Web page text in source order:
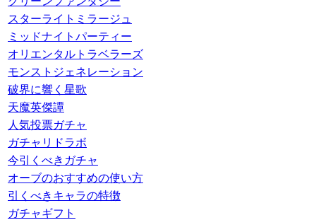
スターライトミラージュ
ミッドナイトパーティー
オリエンタルトラベラーズ
モンストジェネレーション
破界に響く星歌
天魔英傑譚
人気投票ガチャ
ガチャリドラボ
今引くべきガチャ
オーブのおすすめの使い方
引くべきキャラの特徴
ガチャギフト